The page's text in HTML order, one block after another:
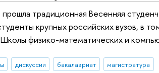
традиционная Весенняя
крупных российских вузов, в
физико-математических и
дискуссии бакалавриат
магистратура